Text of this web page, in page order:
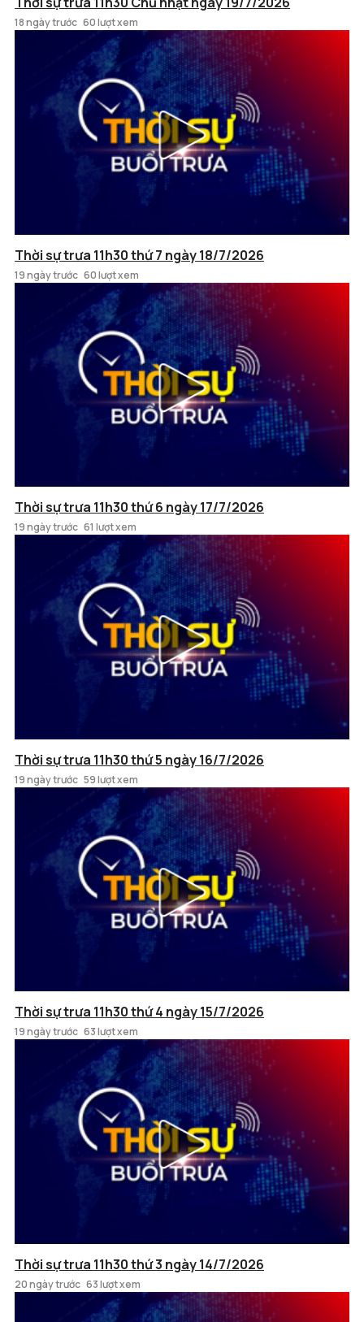
18 ngày trước 60 lượt xem
Thời sự trưa 11h30 thứ 7 ngày 18/7/2026
19 ngày trước 60 lượt xem
Thời sự trưa 11h30 thứ 6 ngày 17/7/2026
19 ngày trước 61 lượt xem
Thời sự trưa 11h30 thứ 5 ngày 16/7/2026
19 ngày trước 59 lượt xem
Thời sự trưa 11h30 thứ 4 ngày 15/7/2026
19 ngày trước 63 lượt xem
Thời sự trưa 11h30 thứ 3 ngày 14/7/2026
20 ngày trước 63 lượt xem